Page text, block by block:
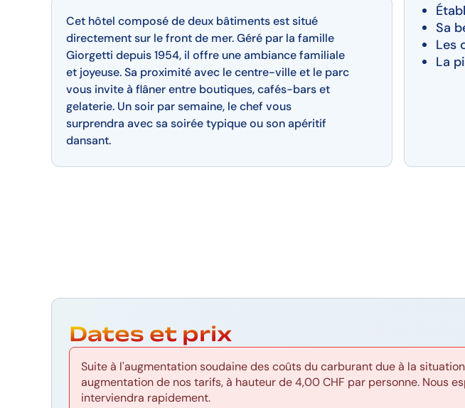
Cet hôtel composé de deux bâtiments est situé
directement sur le front de mer. Géré par la famille
Giorgetti depuis 1954, il offre une ambiance familiale
et joyeuse. Sa proximité avec le centre-ville et le parc
vous invite à flâner entre boutiques, cafés-bars et
gelaterie. Un soir par semaine, le chef vous
surprendra avec sa soirée typique ou son apéritif
dansant.
Sa
Les
La
Dates et prix
Suite à l'augmentation soudaine des coûts du carburant due à la
augmentation de nos tarifs, à hauteur de 4,00 CHF par personne. Nous
interviendra rapidement.